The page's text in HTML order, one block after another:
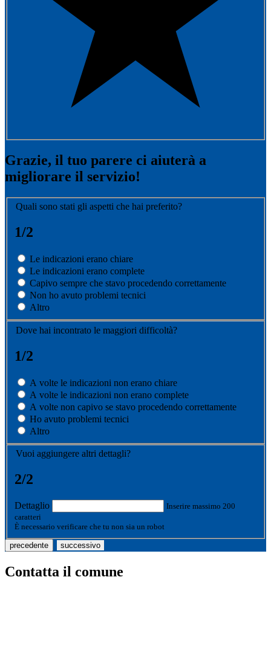
Grazie, il tuo parere ci aiuterà a
migliorare il servizio!
Quali sono stati gli aspetti che hai preferito?
1/2
Le indicazioni erano chiare
Le indicazioni erano complete
Capivo sempre che stavo procedendo correttamente
Non ho avuto problemi tecnici
Altro
Dove hai incontrato le maggiori difficoltà?
1/2
A volte le indicazioni non erano chiare
A volte le indicazioni non erano complete
A volte non capivo se stavo procedendo correttamente
Ho avuto problemi tecnici
Altro
Vuoi aggiungere altri dettagli?
2/2
Dettaglio
Inserire massimo 200
caratteri
È necessario verificare che tu non sia un robot
precedente successivo
Contatta il comune